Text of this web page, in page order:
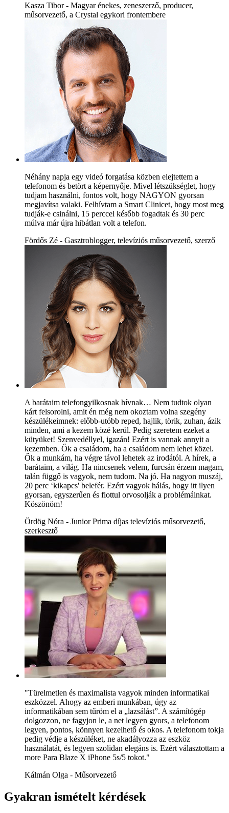
Kasza Tibor - Magyar énekes, zeneszerző, producer,
műsorvezető, a Crystal egykori frontembere
Néhány napja egy videó forgatása közben elejtettem a
telefonom és betört a képernyője. Mivel létszükséglet, hogy
tudjam használni, fontos volt, hogy NAGYON gyorsan
megjavítsa valaki. Felhívtam a Smart Clinicet, hogy most meg
tudják-e csinálni, 15 perccel később fogadtak és 30 perc
múlva már újra hibátlan volt a telefon.
Fördős Zé - Gasztroblogger, televíziós műsorvezető, szerző
A barátaim telefongyilkosnak hívnak… Nem tudtok olyan
kárt felsorolni, amit én még nem okoztam volna szegény
készülékeimnek: előbb-utóbb reped, hajlik, törik, zuhan, ázik
minden, ami a kezem közé kerül. Pedig szeretem ezeket a
kütyüket! Szenvedéllyel, igazán! Ezért is vannak annyit a
kezemben. Ők a családom, ha a családom nem lehet közel.
Ők a munkám, ha végre távol lehetek az irodától. A hírek, a
barátaim, a világ. Ha nincsenek velem, furcsán érzem magam,
talán függő is vagyok, nem tudom. Na jó. Ha nagyon muszáj,
20 perc ‘kikapcs' belefér. Ezért vagyok hálás, hogy itt ilyen
gyorsan, egyszerűen és flottul orvosolják a problémáinkat.
Köszönöm!
Ördög Nóra - Junior Prima díjas televíziós műsorvezető,
szerkesztő
"Türelmetlen és maximalista vagyok minden informatikai
eszközzel. Ahogy az emberi munkában, úgy az
informatikában sem tűröm el a „lazsálást”. A számítógép
dolgozzon, ne fagyjon le, a net legyen gyors, a telefonom
legyen, pontos, könnyen kezelhető és okos. A telefonom tokja
pedig védje a készüléket, ne akadályozza az eszköz
használatát, és legyen szolidan elegáns is. Ezért választottam a
more Para Blaze X iPhone 5s/5 tokot."
Kálmán Olga - Műsorvezető
Gyakran ismételt kérdések